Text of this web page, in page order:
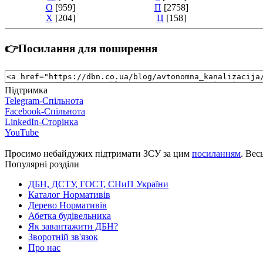
О [959] П [2758]
Х [204] Ц [158]
👉Посилання для поширення
Підтримка
Telegram-Спільнота
Facebook-Спільнота
LinkedIn-Сторінка
YouTube
Просимо небайдужих підтримати ЗСУ за цим посиланням.
Популярні розділи
ДБН, ДСТУ, ГОСТ, СНиП України
Каталог Нормативів
Дерево Нормативів
Абетка будівельника
Як завантажити ДБН?
Зворотній зв'язок
Про нас